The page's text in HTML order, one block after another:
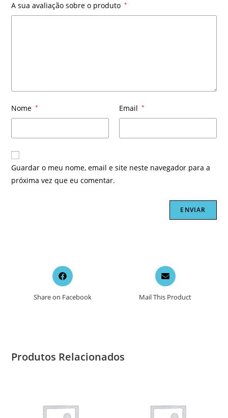
A sua avaliação sobre o produto *
Nome * Email *
Guardar o meu nome, email e site neste navegador para a
próxima vez que eu comentar.
Opens
in
new
Share on Facebook
Opens
in
a
new
Mail This Product
Produtos Relacionados